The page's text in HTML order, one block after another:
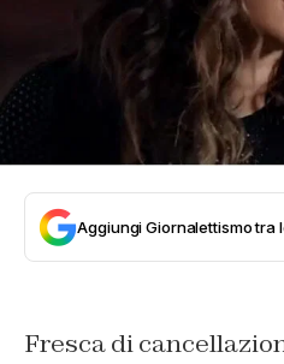
Aggiungi Giornalettismo tra
Fresca di